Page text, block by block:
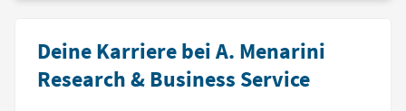
Deine Karriere bei A. Menarini
Research & Business Service